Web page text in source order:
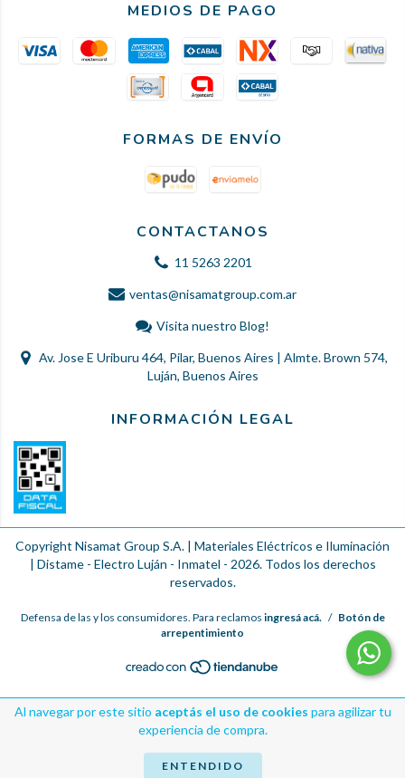
Al navegar por este sitio aceptás el uso de cookies para agilizar tu
experiencia de compra.
ENTENDIDO
MEDIOS DE PAGO
FORMAS DE ENVÍO
CONTACTANOS
11 5263 2201
ventas@nisamatgroup.com.ar
Visita nuestro Blog!
Av. Jose E Uriburu 464, Pilar, Buenos Aires | Almte. Brown 574,
Luján, Buenos Aires
INFORMACIÓN LEGAL
Copyright Nisamat Group S.A. | Materiales Eléctricos e Iluminación
| Distame - Electro Luján - Inmatel - 2026. Todos los derechos
reservados.
Defensa de las y los consumidores. Para reclamos ingresá acá. / Botón de
arrepentimiento